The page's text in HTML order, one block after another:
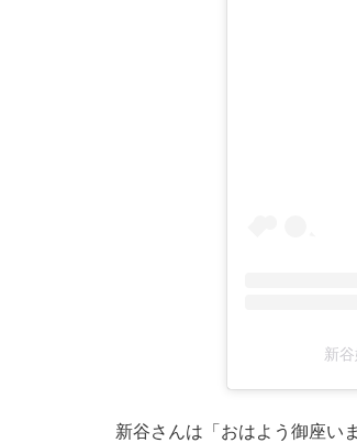
新
新谷さんは「おはよう御座い